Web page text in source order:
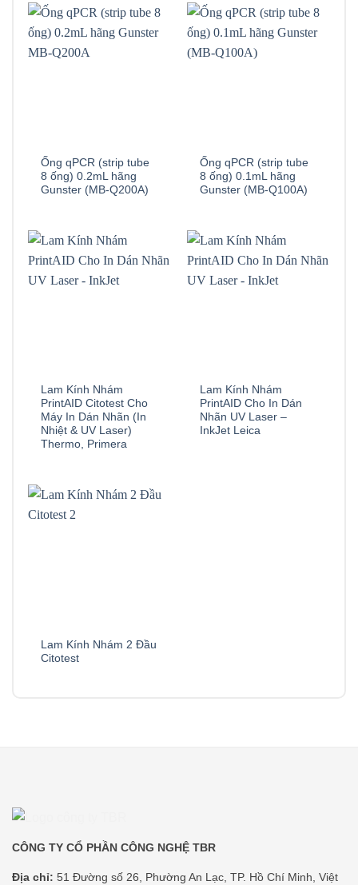
Ống qPCR (strip tube
8 ống) 0.2mL hãng
Gunster (MB-Q200A)
Ống qPCR (strip tube
8 ống) 0.1mL hãng
Gunster (MB-Q100A)
Lam Kính Nhám
PrintAID Citotest Cho
Máy In Dán Nhãn (In
Nhiệt & UV Laser)
Thermo, Primera
Lam Kính Nhám
PrintAID Cho In Dán
Nhãn UV Laser –
InkJet Leica
Lam Kính Nhám 2 Đầu
Citotest
CÔNG TY CỔ PHẦN CÔNG NGHỆ TBR
Địa chỉ: 51 Đường số 26, Phường An Lạc, TP. Hồ Chí Minh, Việt